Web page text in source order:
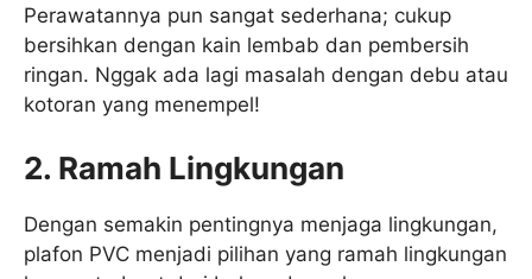
Perawatannya pun sangat sederhana; cukup
bersihkan dengan kain lembab dan pembersih
ringan. Nggak ada lagi masalah dengan debu atau
kotoran yang menempel!
2. Ramah Lingkungan
Dengan semakin pentingnya menjaga lingkungan,
plafon PVC menjadi pilihan yang ramah lingkungan